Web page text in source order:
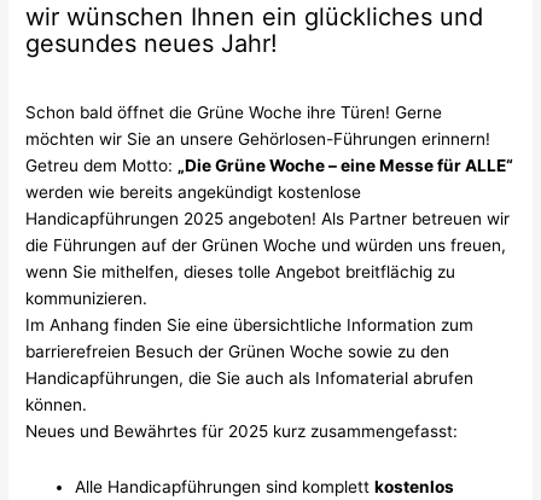
wir wünschen Ihnen ein glückliches und
gesundes neues Jahr!
Schon bald öffnet die Grüne Woche ihre Türen! Gerne
möchten wir Sie an unsere Gehörlosen-Führungen erinnern!
Getreu dem Motto: „Die Grüne Woche – eine Messe für ALLE“
werden wie bereits angekündigt kostenlose
Handicapführungen 2025 angeboten! Als Partner betreuen wir
die Führungen auf der Grünen Woche und würden uns freuen,
wenn Sie mithelfen, dieses tolle Angebot breitflächig zu
kommunizieren.
Im Anhang finden Sie eine übersichtliche Information zum
barrierefreien Besuch der Grünen Woche sowie zu den
Handicapführungen, die Sie auch als Infomaterial abrufen
können.
Neues und Bewährtes für 2025 kurz zusammengefasst:
Alle Handicapführungen sind komplettkostenlos